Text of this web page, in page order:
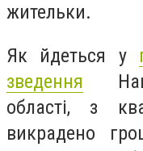
жительки.
Як йдеться у
зведення
області, з
викрадено